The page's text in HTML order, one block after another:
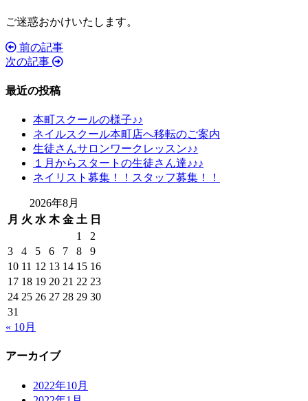
ご迷惑おかけいたします。
投
稿
ナ
ン
前の記事
次の記事
最近の投稿
本町スクールの様子♪♪
ネイルスクール本町店へ移転のご案内
生徒さんサロンワークレッスン♪♪
１月からスタートの生徒さん達♪♪♪
ネイリスト募集！！スタッフ募集！！
2026年8月
月 火 水 木 金 土 日
1
2
3
4 5 6 7 8
9
10 11 12 13 14 15 16
17 18 19 20 21 22 23
24 25 26 27 28 29 30
31
« 10月
アーカイブ
2022年10月